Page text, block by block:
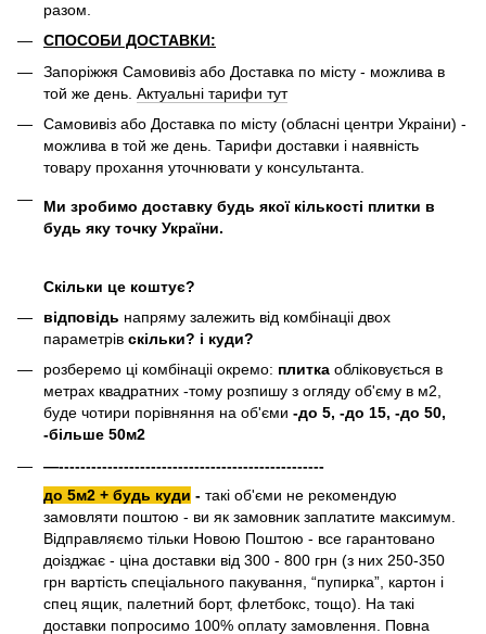
разом.
СПОСОБИ ДОСТАВКИ:
Запоріжжя Самовивіз або Доставка по місту - можлива в
той же день. Актуальні тарифи тут
Самовивіз або Доставка по місту (обласні центри Украіни) -
можлива в той же день. Тарифи доставки і наявність
товару прохання уточнювати у консультанта.
Ми зробимо доставку будь якої кількості плитки в
будь яку точку України.
Скільки це коштує?
відповідь напряму залежить від комбінаціі двох
параметрів скільки? і куди?
розберемо ці комбінаціі окремо: плитка обліковується в
метрах квадратних -тому розпишу з огляду об'єму в м2,
буде чотири порівняння на об'єми -до 5, -до 15, -до 50,
-більше 50м2
—-------------------------------------------------
до 5м2 + будь куди - такі об'єми не рекомендую
замовляти поштою - ви як замовник заплатите максимум.
Відправляємо тільки Новою Поштою - все гарантовано
доізджає - ціна доставки від 300 - 800 грн (з них 250-350
грн вартість спеціального пакування, “пупирка”, картон і
спец ящик, палетний борт, флетбокс, тощо). На такі
доставки попросимо 100% оплату замовлення. Повна